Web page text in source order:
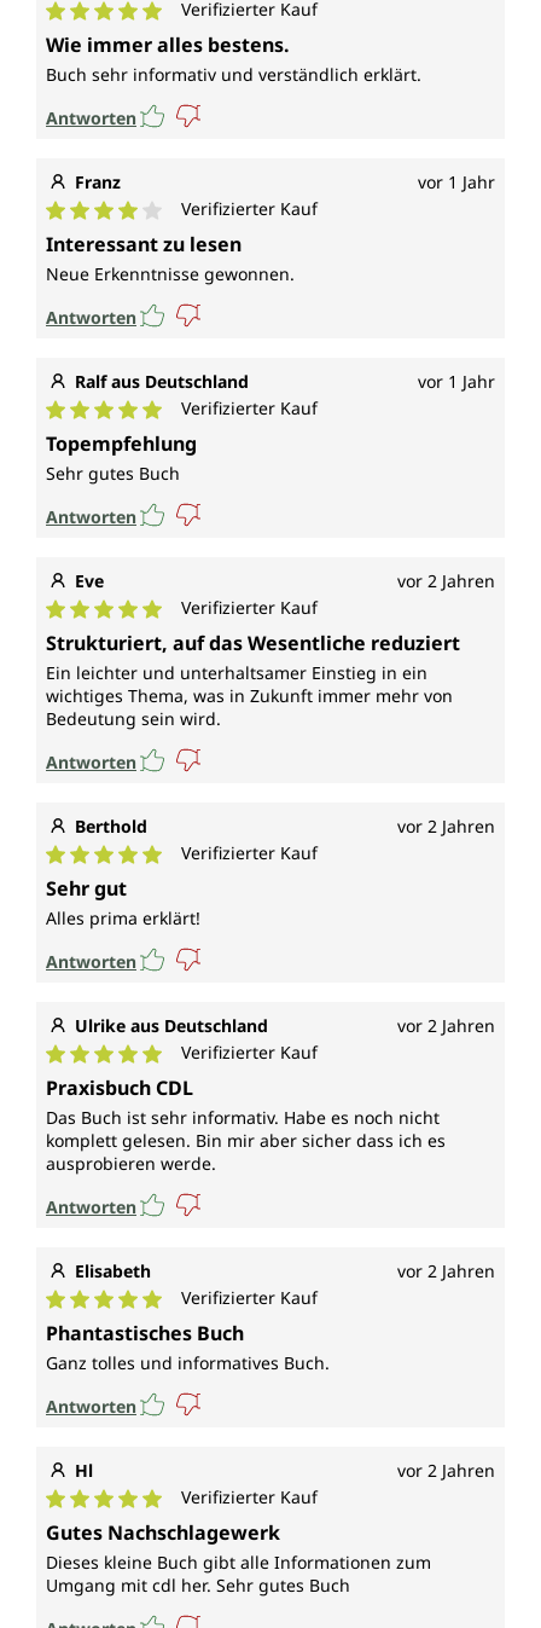
Durchschnittliche Bewertung von 5 von 5 Sternen
Verifizierter Kauf
Wie immer alles bestens.
Buch sehr informativ und verständlich erklärt.
Antworten
Franz vor 1 Jahr
Durchschnittliche Bewertung von 4 von 5 Sternen
Verifizierter Kauf
Interessant zu lesen
Neue Erkenntnisse gewonnen.
Antworten
Ralf aus Deutschland vor 1 Jahr
Durchschnittliche Bewertung von 5 von 5 Sternen
Verifizierter Kauf
Topempfehlung
Sehr gutes Buch
Antworten
Eve vor 2 Jahren
Durchschnittliche Bewertung von 5 von 5 Sternen
Verifizierter Kauf
Strukturiert, auf das Wesentliche reduziert
Ein leichter und unterhaltsamer Einstieg in ein
wichtiges Thema, was in Zukunft immer mehr von
Bedeutung sein wird.
Antworten
Berthold vor 2 Jahren
Durchschnittliche Bewertung von 5 von 5 Sternen
Verifizierter Kauf
Sehr gut
Alles prima erklärt!
Antworten
Ulrike aus Deutschland vor 2 Jahren
Durchschnittliche Bewertung von 5 von 5 Sternen
Verifizierter Kauf
Praxisbuch CDL
Das Buch ist sehr informativ. Habe es noch nicht
komplett gelesen. Bin mir aber sicher dass ich es
ausprobieren werde.
Antworten
Elisabeth vor 2 Jahren
Durchschnittliche Bewertung von 5 von 5 Sternen
Verifizierter Kauf
Phantastisches Buch
Ganz tolles und informatives Buch.
Antworten
Hl vor 2 Jahren
Durchschnittliche Bewertung von 5 von 5 Sternen
Verifizierter Kauf
Gutes Nachschlagewerk
Dieses kleine Buch gibt alle Informationen zum
Umgang mit cdl her. Sehr gutes Buch